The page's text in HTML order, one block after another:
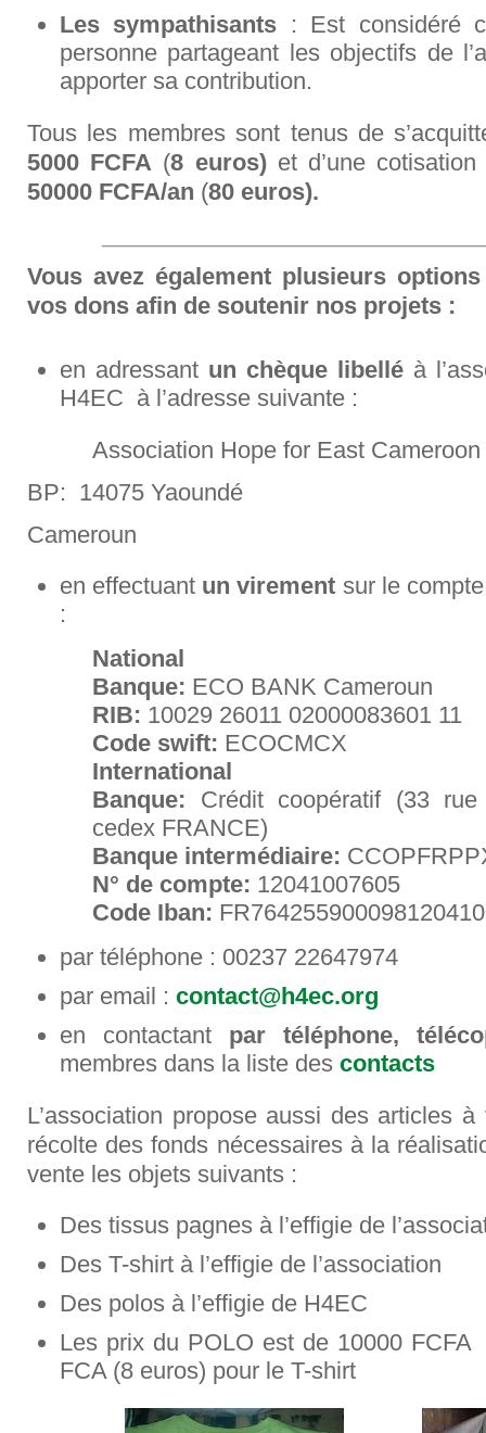
Les sympathisants : Est considéré
personne partageant les objectifs de
apporter sa contribution.
Tous les membres sont tenus de
5000 FCFA (8 euros) et d’une
50000 FCFA/an (80 euros).
Vous avez également plusieurs
vos dons afin de soutenir nos projets :
en adressant un chèque libellé à
H4EC à l’adresse suivante :
Association Hope for East Cameroon
BP: 14075 Yaoundé
Cameroun
en effectuant un virement sur le
:
National
Banque: ECO BANK Cameroun
RIB: 10029 26011 02000083601 11
Code swift: ECOCMCX
International
Banque: Crédit coopératif (33
cedex FRANCE)
Banque intermédiaire:
N° de compte: 12041007605
Code Iban:
par téléphone : 00237 22647974
par email : contact@h4ec.org
en contactant par téléphone,
membres dans la liste des contacts
L’association propose aussi des articles
récolte des fonds nécessaires à la
vente les objets suivants :
Des tissus pagnes à l’effigie de
Des T-shirt à l’effigie de l’association
Des polos à l’effigie de H4EC
Les prix du POLO est de 10000
FCA (8 euros) pour le T-shirt